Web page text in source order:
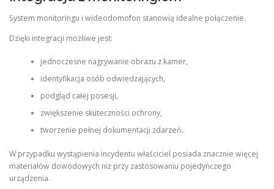
System monitoringu i wideodomofon stanowią idealne połączenie.
Dzięki integracji możliwe jest:
jednoczesne nagrywanie obrazu z kamer,
identyfikacja osób odwiedzających,
podgląd całej posesji,
zwiększenie skuteczności ochrony,
tworzenie pełnej dokumentacji zdarzeń.
W przypadku wystąpienia incydentu właściciel posiada znacznie więcej
materiałów dowodowych niż przy zastosowaniu pojedynczego
urządzenia.